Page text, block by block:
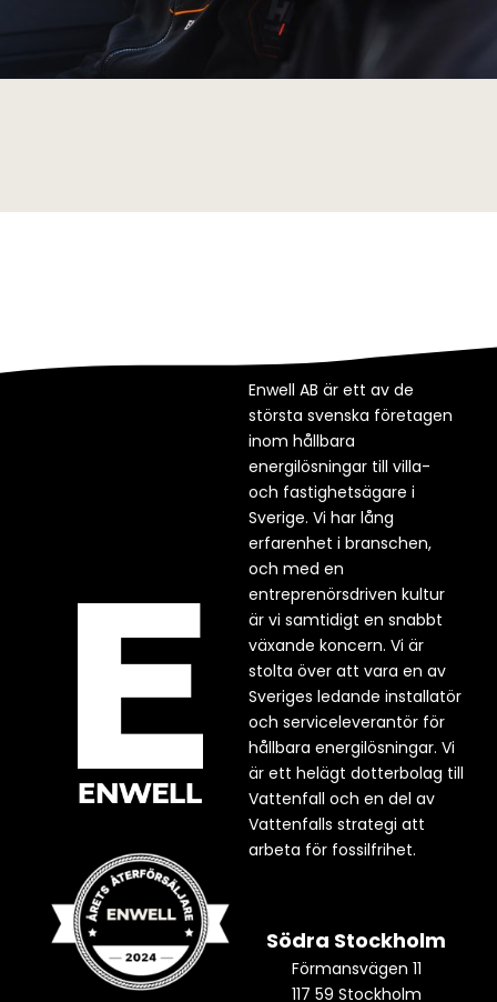
Enwell AB är ett av de
största svenska företagen
inom hållbara
energilösningar till villa-
och fastighetsägare i
Sverige. Vi har lång
erfarenhet i branschen,
och med en
entreprenörsdriven kultur
är vi samtidigt en snabbt
växande koncern. Vi är
stolta över att vara en av
Sveriges ledande installatör
och serviceleverantör för
hållbara energilösningar. Vi
är ett helägt dotterbolag till
Vattenfall och en del av
Vattenfalls strategi att
arbeta för fossilfrihet.
Södra Stockholm
Förmansvägen 11
117 59 Stockholm